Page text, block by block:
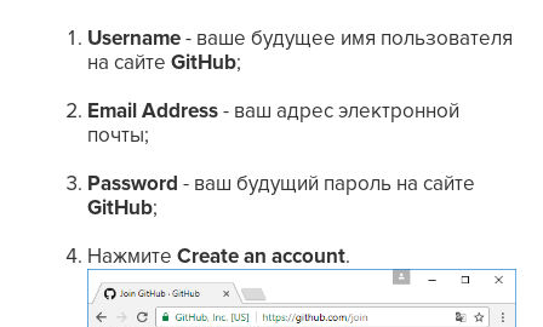
Username- ваше будущее имя пользователя
на сайтеGitHub;
Email Address- ваш адрес электронной
почты;
Password - ваш будущий пароль на сайте
GitHub;
НажмитеCreate an account.